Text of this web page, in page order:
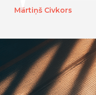
Mārtiņš Civkors